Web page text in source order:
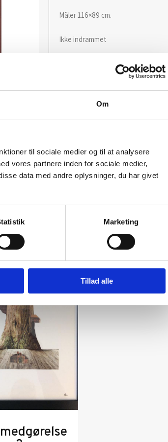
Om
til sociale medier og til at analysere
vores partnere inden for sociale medier,
data med andre oplysninger, du har givet
Marketing
Tillad alle
Måler 116×89 cm.
Ikke indrammet